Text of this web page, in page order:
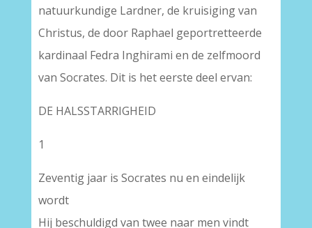
natuurkundige Lardner, de kruisiging van
Christus, de door Raphael geportretteerde
kardinaal Fedra Inghirami en de zelfmoord
van Socrates. Dit is het eerste deel ervan:
DE HALSSTARRIGHEID
1
Zeventig jaar is Socrates nu en eindelijk
wordt
Hij beschuldigd van twee naar men vindt